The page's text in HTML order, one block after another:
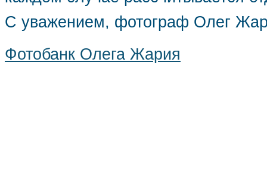
С уважением, фотограф Олег
Фотобанк Олега Жария